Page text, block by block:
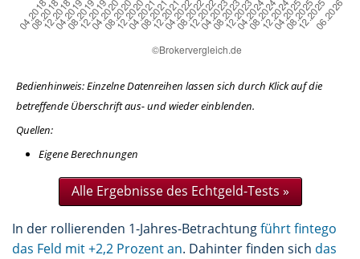
Bedienhinweis: Einzelne Datenreihen lassen sich durch Klick auf die
betreffende Überschrift aus- und wieder einblenden.
Quellen:
Eigene Berechnungen
Alle Ergebnisse des Echtgeld-Tests »
In der rollierenden 1-Jahres-Betrachtungführt fintego
das Feld mit +2,2 Prozent an. Dahinter finden sich das